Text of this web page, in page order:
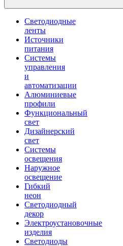
Светодиодные
ленты
Источники
питания
Системы
управления
и
автоматизации
Алюминиевые
профили
Функциональный
свет
Дизайнерский
свет
Системы
освещения
Наружное
освещение
Гибкий
неон
Светодиодный
декор
Электроустановочные
изделия
Светодиоды